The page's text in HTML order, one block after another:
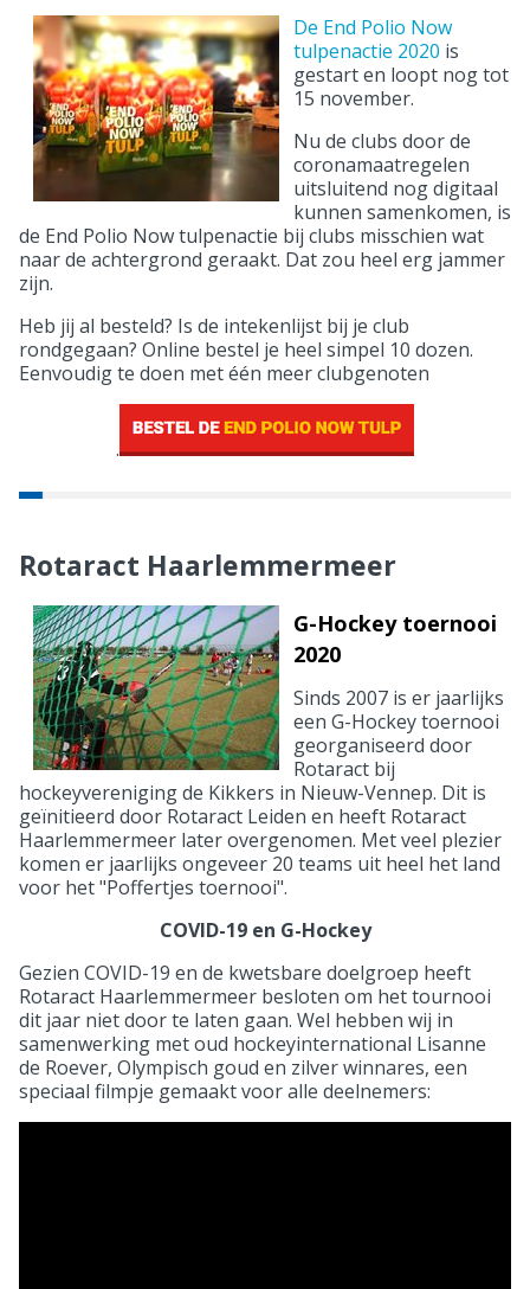
De End Polio Now
tulpenactie 2020 is
gestart en loopt nog tot
15 november.
Nu de clubs door de
coronamaatregelen
uitsluitend nog digitaal
kunnen samenkomen, is
de End Polio Now tulpenactie bij clubs misschien wat
naar de achtergrond geraakt. Dat zou heel erg jammer
zijn.
Heb jij al besteld? Is de intekenlijst bij je club
rondgegaan? Online bestel je heel simpel 10 dozen.
Eenvoudig te doen met één meer clubgenoten
.
Rotaract Haarlemmermeer
G-Hockey toernooi
2020
Sinds 2007 is er jaarlijks
een G-Hockey toernooi
georganiseerd door
Rotaract bij
hockeyvereniging de Kikkers in Nieuw-Vennep. Dit is
geïnitieerd door Rotaract Leiden en heeft Rotaract
Haarlemmermeer later overgenomen. Met veel plezier
komen er jaarlijks ongeveer 20 teams uit heel het land
voor het "Poffertjes toernooi".
COVID-19 en G-Hockey
Gezien COVID-19 en de kwetsbare doelgroep heeft
Rotaract Haarlemmermeer besloten om het tournooi
dit jaar niet door te laten gaan. Wel hebben wij in
samenwerking met oud hockeyinternational Lisanne
de Roever, Olympisch goud en zilver winnares, een
speciaal filmpje gemaakt voor alle deelnemers: